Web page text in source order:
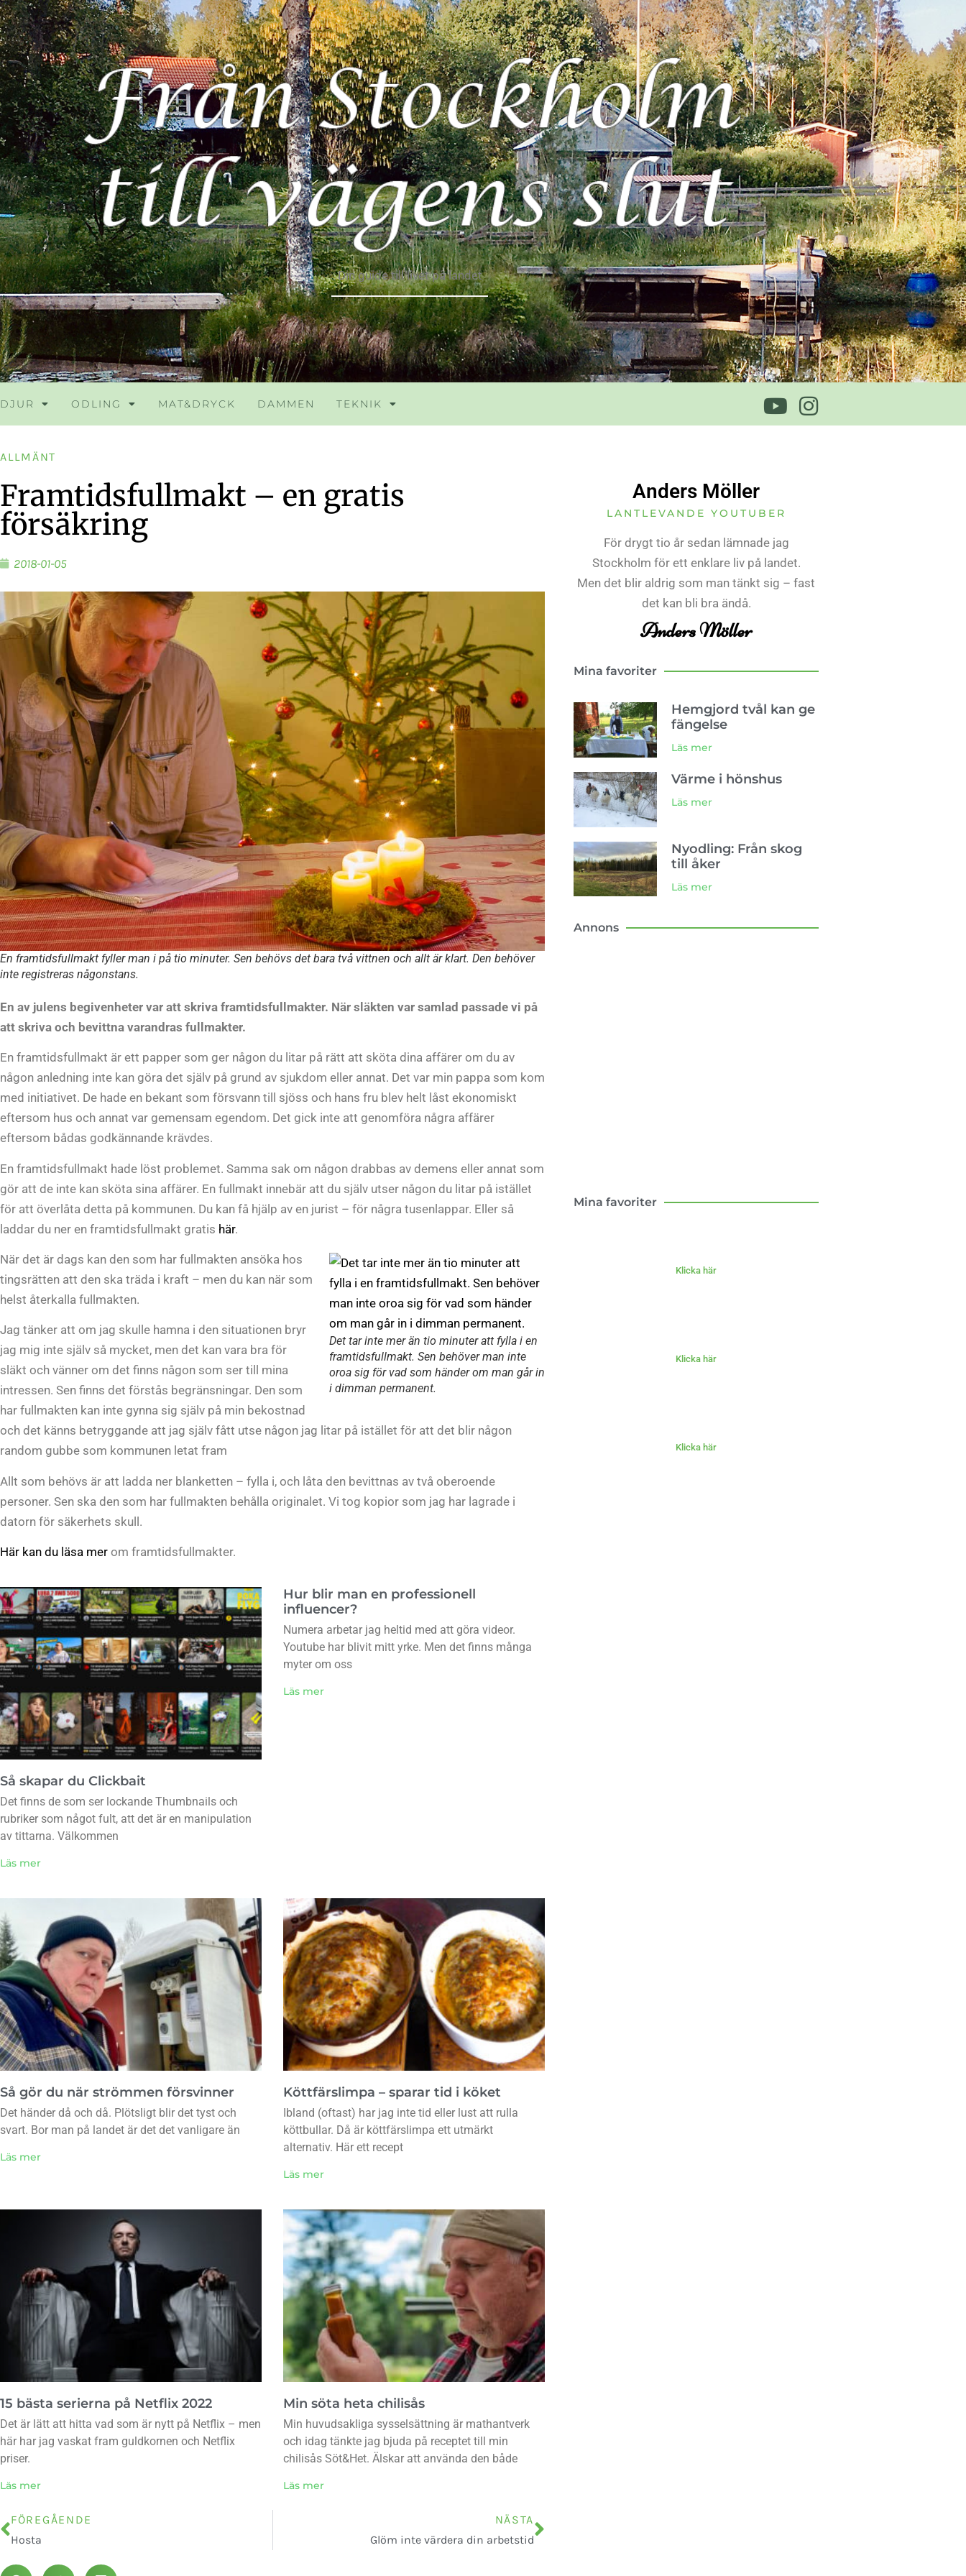
Din guide till livet på landet
DJUR ODLING MAT&DRYCK DAMMEN TEKNIK
ALLMÄNT
Framtidsfullmakt – en gratis
försäkring
2018-01-05
En framtidsfullmakt fyller man i på tio minuter. Sen behövs det bara två vittnen och allt är klart. Den behöver
inte registreras någonstans.
En av julens begivenheter var att skriva framtidsfullmakter. När släkten var samlad passade vi på
att skriva och bevittna varandras fullmakter.
En framtidsfullmakt är ett papper som ger någon du litar på rätt att sköta dina affärer om du av
någon anledning inte kan göra det själv på grund av sjukdom eller annat. Det var min pappa som kom
med initiativet. De hade en bekant som försvann till sjöss och hans fru blev helt låst ekonomiskt
eftersom hus och annat var gemensam egendom. Det gick inte att genomföra några affärer
eftersom bådas godkännande krävdes.
En framtidsfullmakt hade löst problemet. Samma sak om någon drabbas av demens eller annat som
gör att de inte kan sköta sina affärer. En fullmakt innebär att du själv utser någon du litar på istället
för att överlåta detta på kommunen. Du kan få hjälp av en jurist – för några tusenlappar. Eller så
laddar du ner en framtidsfullmakt gratis här.
Det tar inte mer än tio minuter att fylla i en
framtidsfullmakt. Sen behöver man inte
oroa sig för vad som händer om man går in
i dimman permanent.
När det är dags kan den som har fullmakten ansöka hos
tingsrätten att den ska träda i kraft – men du kan när som
helst återkalla fullmakten.
Jag tänker att om jag skulle hamna i den situationen bryr
jag mig inte själv så mycket, men det kan vara bra för
släkt och vänner om det finns någon som ser till mina
intressen. Sen finns det förstås begränsningar. Den som
har fullmakten kan inte gynna sig själv på min bekostnad
och det känns betryggande att jag själv fått utse någon jag litar på istället för att det blir någon
random gubbe som kommunen letat fram
Allt som behövs är att ladda ner blanketten – fylla i, och låta den bevittnas av två oberoende
personer. Sen ska den som har fullmakten behålla originalet. Vi tog kopior som jag har lagrade i
datorn för säkerhets skull.
Här kan du läsa mer om framtidsfullmakter.
Så skapar du Clickbait
Det finns de som ser lockande Thumbnails och
rubriker som något fult, att det är en manipulation
av tittarna. Välkommen
Läs mer
Hur blir man en professionell
influencer?
Numera arbetar jag heltid med att göra videor.
Youtube har blivit mitt yrke. Men det finns många
myter om oss
Läs mer
Så gör du när strömmen försvinner
Det händer då och då. Plötsligt blir det tyst och
svart. Bor man på landet är det det vanligare än
Läs mer
Köttfärslimpa – sparar tid i köket
Ibland (oftast) har jag inte tid eller lust att rulla
köttbullar. Då är köttfärslimpa ett utmärkt
alternativ. Här ett recept
Läs mer
15 bästa serierna på Netflix 2022
Det är lätt att hitta vad som är nytt på Netflix – men
här har jag vaskat fram guldkornen och Netflix
priser.
Läs mer
Min söta heta chilisås
Min huvudsakliga sysselsättning är mathantverk
och idag tänkte jag bjuda på receptet till min
chilisås Söt&Het. Älskar att använda den både
Läs mer
FÖREGÅENDE
Hosta
NÄSTA
Glöm inte värdera din arbetstid
Anders Möller
LANTLEVANDE YOUTUBER
För drygt tio år sedan lämnade jag
Stockholm för ett enklare liv på landet.
Men det blir aldrig som man tänkt sig – fast
det kan bli bra ändå.
Anders Möller
Mina favoriter
Hemgjord tvål kan ge
fängelse
Läs mer
Värme i hönshus
Läs mer
Nyodling: Från skog
till åker
Läs mer
Annons
Mina favoriter
Klicka här
Klicka här
Klicka här